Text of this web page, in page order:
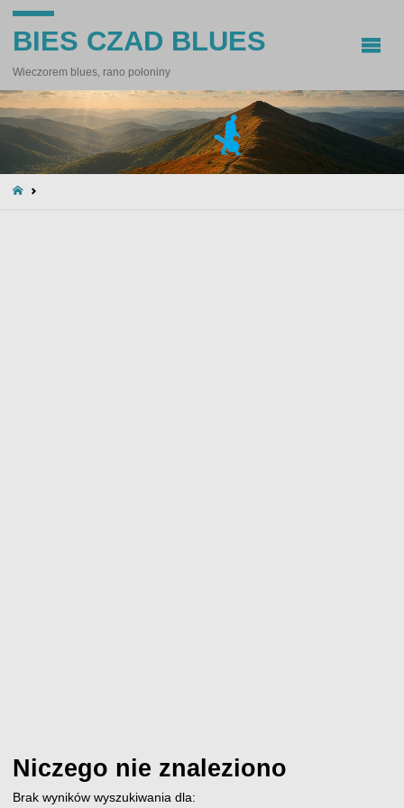
BIES CZAD BLUES
Wieczorem blues, rano połoniny
STRONA
Niczego nie znaleziono
Brak wyników wyszukiwania dla: